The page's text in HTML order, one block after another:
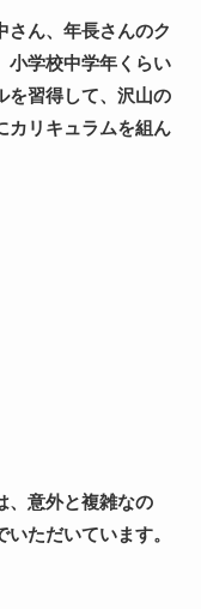
さん、年長さんのク
小学校中学年くらい
を習得して、沢山の
カリキュラムを組ん
、意外と複雑なの
ただいています。